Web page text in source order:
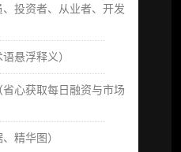
投资者、从业者、开发
悬浮释义）
心获取每日融资与市场
精华图）
目解密栏目内容（持续
融资项目轻松捕获）
效吸收）